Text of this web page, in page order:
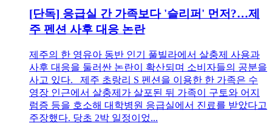
[단독] 응급실 간 가족보다 '슬리퍼' 먼저?…제
주 펜션 사후 대응 논란
제주의 한 영유아 동반 인기 풀빌라에서 살충제 사용과
사후 대응을 둘러싼 논란이 확산되며 소비자들의 공분을
사고 있다. 제주 초랑리 S 펜션을 이용한 한 가족은 수
영장 인근에서 살충제가 살포된 뒤 가족이 구토와 어지
럼증 등을 호소해 대학병원 응급실에서 진료를 받았다고
주장했다. 당초 2박 일정이었...